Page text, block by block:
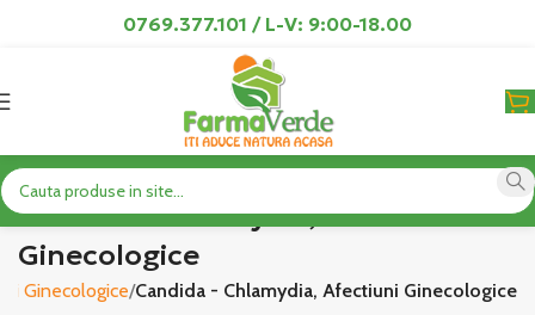
0769.377.101 / L-V: 9:00-18.00
Candida - Chlamydia, Afectiuni
Ginecologice
Ginecologice Candida - Chlamydia, Afectiuni Ginecologice